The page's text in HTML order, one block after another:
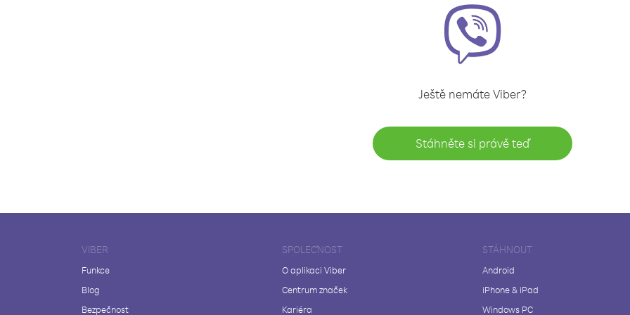
Ještě nemáte Viber?
Stáhněte si právě teď
VIBER
Funkce
Blog
Bezpečnost
SPOLEČNOST
O aplikaci Viber
Centrum značek
Kariéra
STÁHNOUT
Android
iPhone & iPad
Windows PC